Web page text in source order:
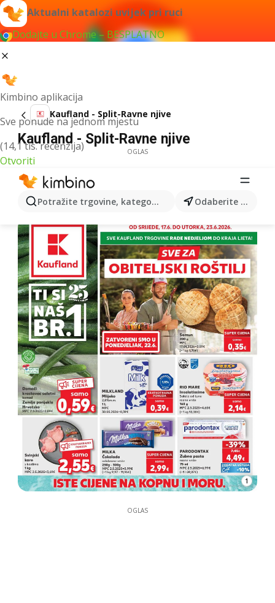
Aktualni katalozi uvijek pri ruci
Dodajte u Chrome – BESPLATNO
Kimbino aplikacija
Sve ponude na jednom mjestu
(14,1 tis. recenzija)
Otvoriti
Potražite trgovine, kategorije, proizvode... Odaberite grad
Kaufland - Split-Ravne njive
Kaufland - Split-Ravne njive
OGLAS
1
OGLAS